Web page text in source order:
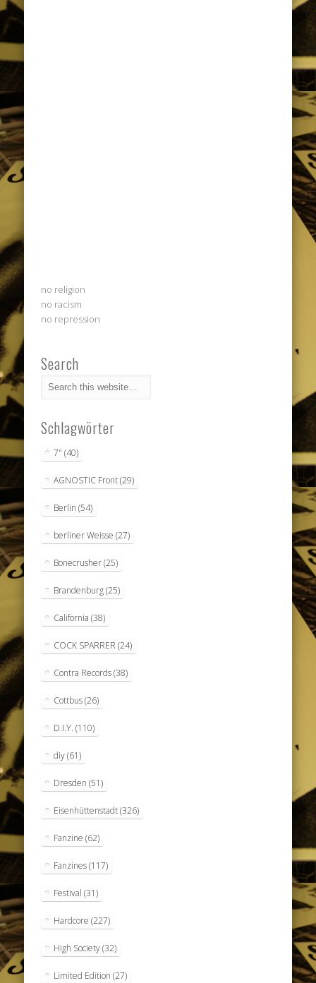
no religion
no racism
no repression
Search
Schlagwörter
7" (40)
AGNOSTIC Front(29)
Berlin (54)
berliner Weisse (27)
Bonecrusher(25)
Brandenburg(25)
California (38)
COCK SPARRER (24)
Contra Records(38)
Cottbus(26)
D.I.Y. (110)
diy(61)
Dresden (51)
Eisenhüttenstadt(326)
Fanzine (62)
Fanzines(117)
Festival (31)
Hardcore (227)
High Society(32)
Limited Edition (27)